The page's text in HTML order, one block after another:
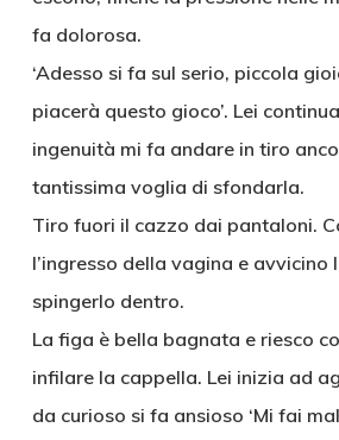
fa dolorosa.
‘Adesso si fa sul serio, piccola
piacerà questo gioco’. Lei
ingenuità mi fa andare in tiro
tantissima voglia di sfondarla.
Tiro fuori il cazzo dai pantaloni.
l’ingresso della vagina e avvicino
spingerlo dentro.
La figa è bella bagnata e riesco
infilare la cappella. Lei inizia ad
da curioso si fa ansioso ‘Mi fai